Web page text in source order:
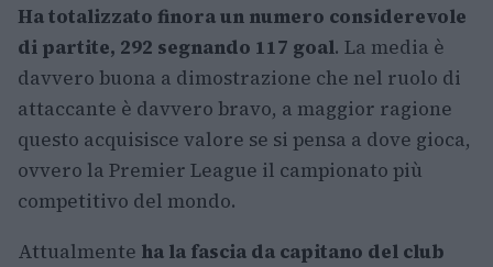
Ha totalizzato finora un numero considerevole
di partite, 292 segnando 117 goal. La media è
davvero buona a dimostrazione che nel ruolo di
attaccante è davvero bravo, a maggior ragione
questo acquisisce valore se si pensa a dove gioca,
ovvero la Premier League il campionato più
competitivo del mondo.
Attualmente ha la fascia da capitano del club